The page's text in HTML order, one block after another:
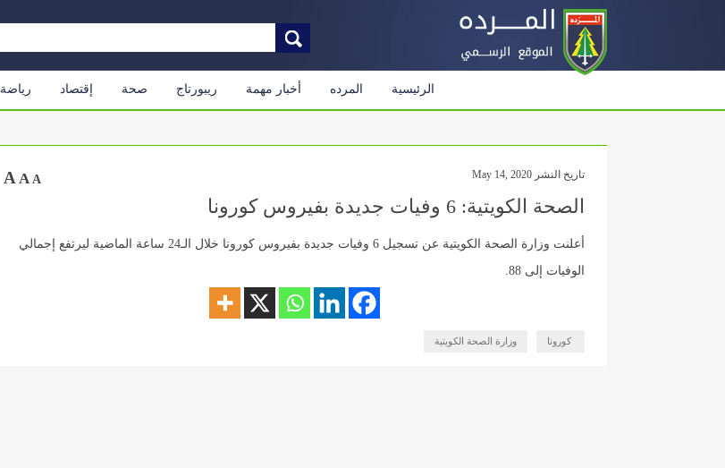
الرئيسية المرده أخبار مهمة ريبورتاج صحة إقتصاد رياضة
تاريخ النشر May 14, 2020 A A A
الصحة الكويتية: 6 وفيات جديدة بفيروس كورونا
أعلنت وزارة الصحة الكويتية عن تسجيل 6 وفيات جديدة بفيروس كورونا خلال الـ24 ساعة الماضية ليرتفع إجمالي
الوفيات إلى 88.
​ ​كورونا وزارة الصحة الكويتية